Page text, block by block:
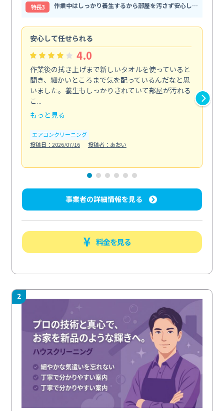
特⻑3
作業中はしっかり養生するから部屋を汚さず安心して任せられる
安心して任せられる
4.0
作業後の拭き上げまで新しいタオルを使っていると
聞き、細かいところまで気を配っているんだなと思
いました。養生もしっかりされていて部屋が汚れる
こ...
もっと見る
エアコンクリーニング
投稿日：2026/07/16
投稿者：あおい
事業者の詳細情報を見る
料金を見る
2